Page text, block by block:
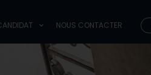
NOUS CONTACTER